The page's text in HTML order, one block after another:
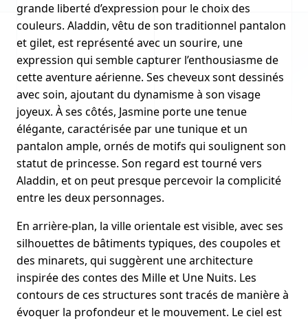
grande liberté d’expression pour le choix des
couleurs. Aladdin, vêtu de son traditionnel pantalon
et gilet, est représenté avec un sourire, une
expression qui semble capturer l’enthousiasme de
cette aventure aérienne. Ses cheveux sont dessinés
avec soin, ajoutant du dynamisme à son visage
joyeux. À ses côtés, Jasmine porte une tenue
élégante, caractérisée par une tunique et un
pantalon ample, ornés de motifs qui soulignent son
statut de princesse. Son regard est tourné vers
Aladdin, et on peut presque percevoir la complicité
entre les deux personnages.
En arrière-plan, la ville orientale est visible, avec ses
silhouettes de bâtiments typiques, des coupoles et
des minarets, qui suggèrent une architecture
inspirée des contes des Mille et Une Nuits. Les
contours de ces structures sont tracés de manière à
évoquer la profondeur et le mouvement. Le ciel est